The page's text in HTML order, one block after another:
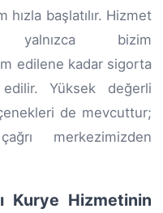
başlatılır. Hizmet
yalnızca bizim
edilene kadar sigorta
edilir. Yüksek değerli
de mevcuttur;
merkezimizden
Kurye Hizmetinin